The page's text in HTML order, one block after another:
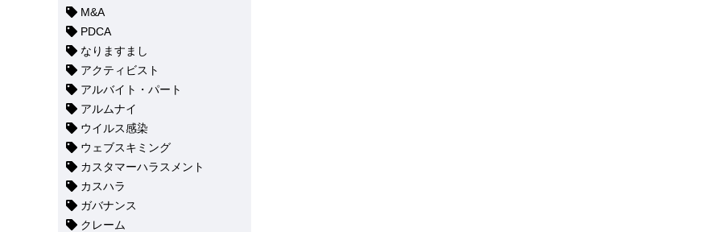
M&A
PDCA
なりますまし
アクティビスト
アルバイト・パート
アルムナイ
ウイルス感染
ウェブスキミング
カスタマーハラスメント
カスハラ
ガバナンス
クレーム